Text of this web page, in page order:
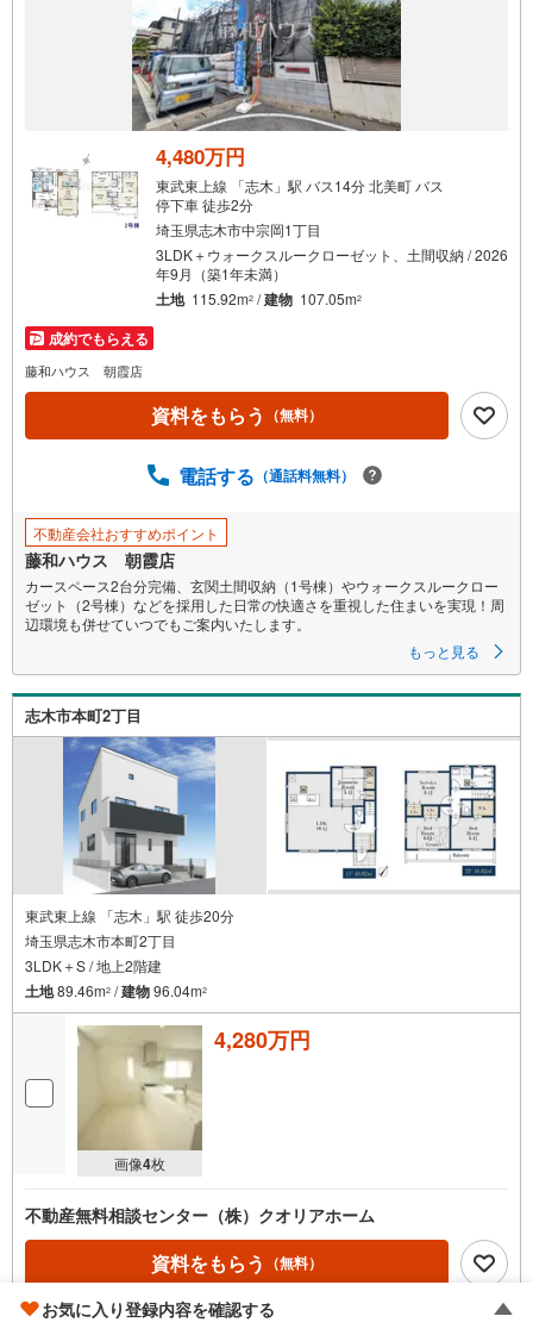
お客様を理解してつくる家だから、本当にお客様にあった快適な空間が実
現できると考えております。
お客様のマイホーム実現のため、よきサポーターとしてお客様の住まい方
にフィットしたオンリーワンのプランづくりをお手伝いいたします。
まずはお気軽にお問い合わせ下さい。
「室内・現地を見学する（無料）」よりインターネット予約でご見学が可
営業時間:10:30～20:00（定休日:火・水曜）
こちらのお時間帯はお電話でのお問い合わせがスムーズにご案内できま
す。
4,480万円
東武東上線 「志木」駅 バス14分 北美町 バス
停下車 徒歩2分
埼玉県志木市中宗岡1丁目
3LDK＋ウォークスルークローゼット、土間収納 / 2026
年9月（築1年未満）
土地 115.92m2 /建物 107.05m2
成約でもらえる
藤和ハウス 朝霞店
資料をもらう （無料）
電話する （通話料無料）
不動産会社おすすめポイント
藤和ハウス 朝霞店
カースペース2台分完備、玄関土間収納（1号棟）やウォークスルークロー
ゼット（2号棟）などを採用した日常の快適さを重視した住まいを実現！周
辺環境も併せていつでもご案内いたします。
もっと見る
志木市本町2丁目
東武東上線 「志木」駅 徒歩20分
埼玉県志木市本町2丁目
3LDK＋S / 地上2階建
土地89.46m2 /建物96.04m2
画像4枚
4,280万円
不動産無料相談センター（株）クオリアホーム
資料をもらう （無料）
電話する （通話料無料）
お気に入り登録内容を確認する